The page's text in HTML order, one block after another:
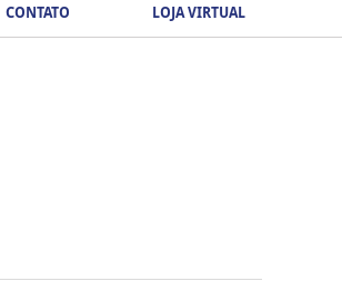
CONTATO LOJA VIRTUAL